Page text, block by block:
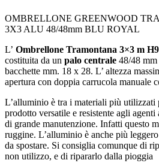
OMBRELLONE GREENWOOD
3X3 ALU 48/48mm BLU ROYAL
L’ Ombrellone Tramontana 3×3 m
costituita da un palo centrale 48/48
bacchette mm. 18 x 28. L’ altezza
apertura con doppia carrucola manuale
L’alluminio è tra i materiali più utilizzati
prodotto versatile e resistente agli agenti
di grande manutenzione. Infatti questo
ruggine. L’alluminio è anche più
da spostare. Si consiglia comunque di
non utilizzo, e di ripararlo dalla pioggia